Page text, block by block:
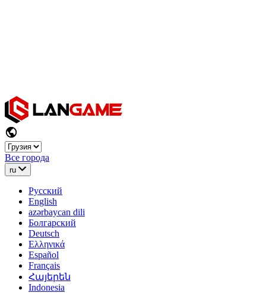
Все города
ru
Русский
English
azərbaycan dili
Болгарский
Deutsch
Ελληνικά
Español
Français
Հայերեն
Indonesia